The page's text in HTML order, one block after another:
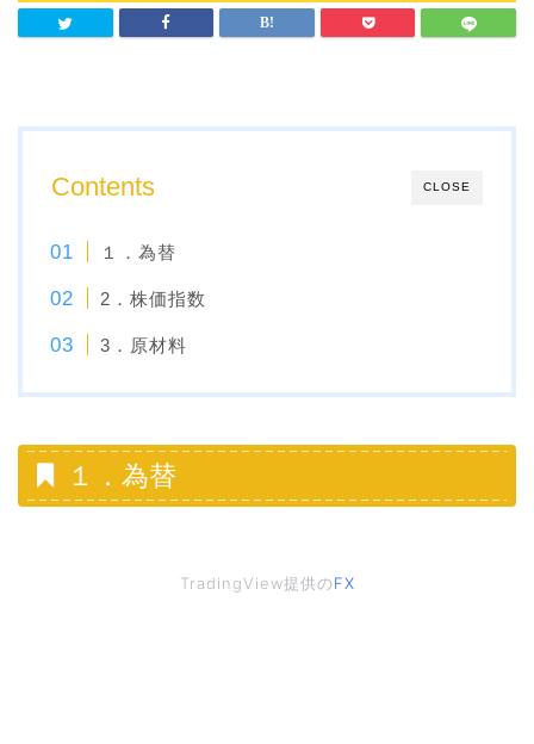
CLOSE
Contents
１．為替
2．株価指数
3．原材料
１．為替
TradingView提供のFX